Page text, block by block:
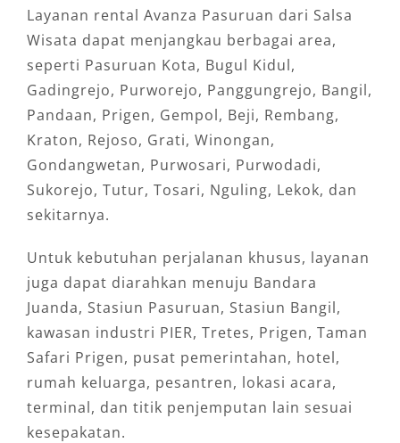
Layanan rental Avanza Pasuruan dari Salsa
Wisata dapat menjangkau berbagai area,
seperti Pasuruan Kota, Bugul Kidul,
Gadingrejo, Purworejo, Panggungrejo, Bangil,
Pandaan, Prigen, Gempol, Beji, Rembang,
Kraton, Rejoso, Grati, Winongan,
Gondangwetan, Purwosari, Purwodadi,
Sukorejo, Tutur, Tosari, Nguling, Lekok, dan
sekitarnya.
Untuk kebutuhan perjalanan khusus, layanan
juga dapat diarahkan menuju Bandara
Juanda, Stasiun Pasuruan, Stasiun Bangil,
kawasan industri PIER, Tretes, Prigen, Taman
Safari Prigen, pusat pemerintahan, hotel,
rumah keluarga, pesantren, lokasi acara,
terminal, dan titik penjemputan lain sesuai
kesepakatan.